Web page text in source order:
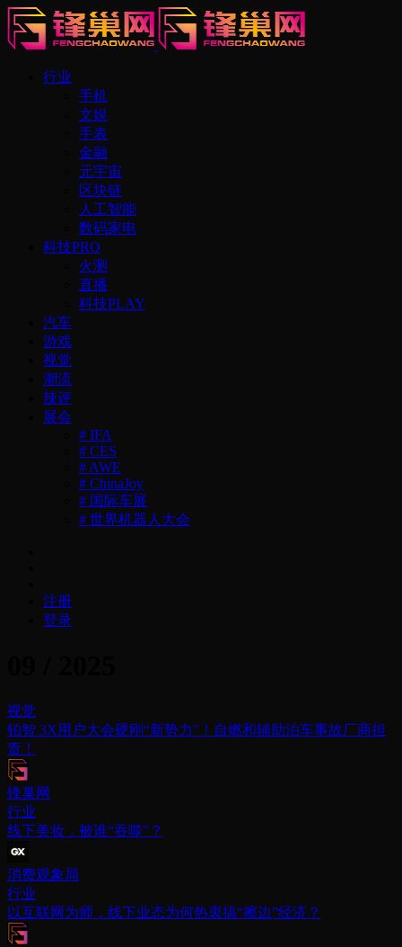
行业
手机
文娱
手表
金融
元宇宙
区块链
人工智能
数码家电
科技PRO
火测
直播
科技PLAY
汽车
游戏
视觉
潮流
辣评
展会
# IFA
# CES
# AWE
# ChinaJoy
# 国际车展
# 世界机器人大会
注册
登录
视觉
铂智 3X用户大会硬刚“新势力”！自燃和辅助泊车事故厂商担
责！
锋巢网
行业
线下美妆，被谁“吞噬”？
消费观象局
行业
以互联网为师，线下业态为何热衷搞“擦边”经济？